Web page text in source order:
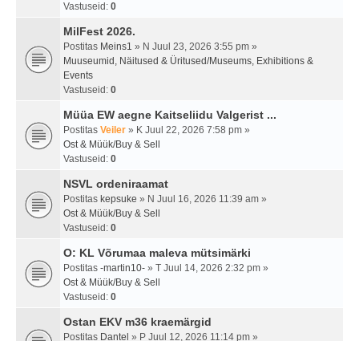
Vastuseid: 0
MilFest 2026.
Postitas Meins1 » N Juul 23, 2026 3:55 pm »
Muuseumid, Näitused & Üritused/Museums, Exhibitions &
Events
Vastuseid: 0
Müüa EW aegne Kaitseliidu Valgerist ...
Postitas Veiler » K Juul 22, 2026 7:58 pm »
Ost & Müük/Buy & Sell
Vastuseid: 0
NSVL ordeniraamat
Postitas kepsuke » N Juul 16, 2026 11:39 am »
Ost & Müük/Buy & Sell
Vastuseid: 0
O: KL Võrumaa maleva mütsimärki
Postitas -martin10- » T Juul 14, 2026 2:32 pm »
Ost & Müük/Buy & Sell
Vastuseid: 0
Ostan EKV m36 kraemärgid
Postitas Dantel » P Juul 12, 2026 11:14 pm »